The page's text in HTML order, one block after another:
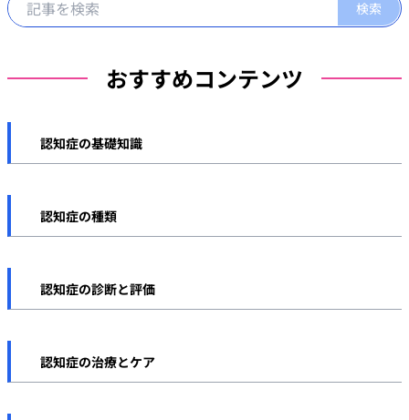
おすすめコンテンツ
認知症の基礎知識
認知症の症状
認知症の原因
認知症の種類
レビー小体型認知症
前頭側頭型認知症
認知症の診断と評価
長谷川式
認知症の治療とケア